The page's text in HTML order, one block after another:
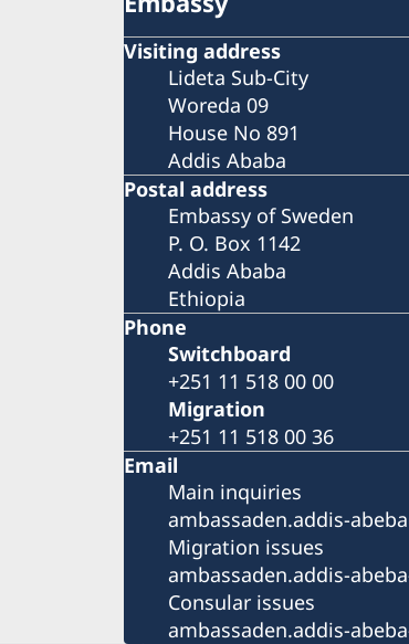
Visiting address
Lideta Sub-City
Woreda 09
House No 891
Addis Ababa
Postal address
Embassy of Sweden
P. O. Box 1142
Addis Ababa
Ethiopia
Phone
Switchboard
+251 11 518 00 00
Migration
+251 11 518 00 36
Email
Main inquiries
ambassaden.addis-
Migration issues
ambassaden.addis-
Consular issues
ambassaden.addis-